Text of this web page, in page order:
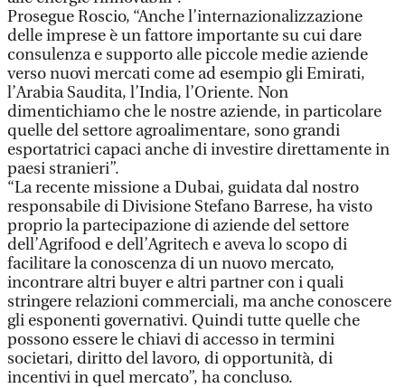
Prosegue Roscio, “Anche l’internazionalizzazione
delle imprese è un fattore importante su cui dare
consulenza e supporto alle piccole medie aziende
verso nuovi mercati come ad esempio gli Emirati,
l’Arabia Saudita, l’India, l’Oriente. Non
dimentichiamo che le nostre aziende, in particolare
quelle del settore agroalimentare, sono grandi
esportatrici capaci anche di investire direttamente in
paesi stranieri”.
“La recente missione a Dubai, guidata dal nostro
responsabile di Divisione Stefano Barrese, ha visto
proprio la partecipazione di aziende del settore
dell’Agrifood e dell’Agritech e aveva lo scopo di
facilitare la conoscenza di un nuovo mercato,
incontrare altri buyer e altri partner con i quali
stringere relazioni commerciali, ma anche conoscere
gli esponenti governativi. Quindi tutte quelle che
possono essere le chiavi di accesso in termini
societari, diritto del lavoro, di opportunità, di
incentivi in quel mercato”, ha concluso.